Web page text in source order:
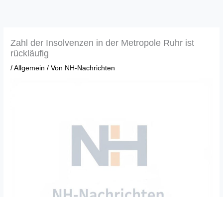
Zahl der Insolvenzen in der Metropole Ruhr ist
rückläufig
/Allgemein / Von NH-Nachrichten